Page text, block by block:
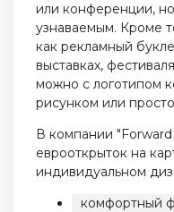
или конференции,
узнаваемым. Кроме
как рекламный
выставках,
можно с логотипом
рисунком или
В компании
еврооткрыток на
индивидуальном
комфортный